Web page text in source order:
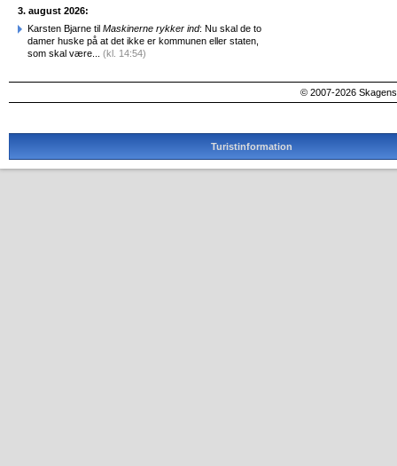
3. august 2026:
Karsten Bjarne til Maskinerne rykker ind: Nu skal de to
damer huske på at det ikke er kommunen eller staten,
som skal være... (kl. 14:54)
© 2007-2026
Turistinformation